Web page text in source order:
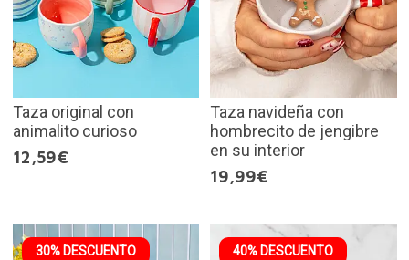
Taza original con
animalito curioso
12,59€
Taza navideña con
hombrecito de jengibre
en su interior
19,99€
30% DESCUENTO 40% DESCUENTO